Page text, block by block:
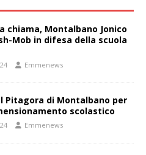
chiama, Montalbano Jonico
Mob in difesa della scuola
Emmenews
Pitagora di Montalbano per
scolastico
Emmenews